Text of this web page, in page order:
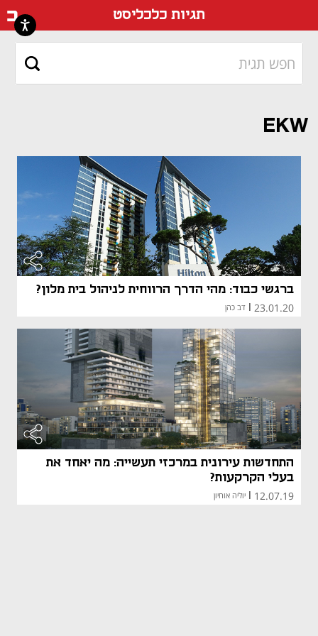
תגיות כלכליסט
EKW
ברגשי כבוד: מהי הדרך הרווחית לניהול בית מלון?
23.01.20 דב כהן
התחדשות עירונית במרכזי תעשייה: מה יאחד את
בעלי הקרקעות?
12.07.19 יוליה אוחיון